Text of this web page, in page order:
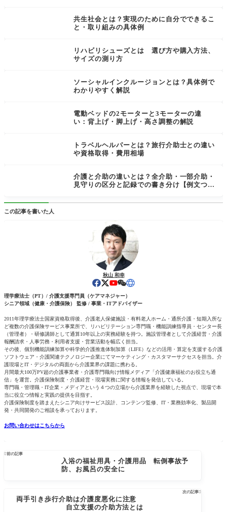
共生社会とは？実現のために自分でできるこ
と・取り組みの具体例
リハビリシューズとは 選び方や購入方法、
サイズの測り方
ソーシャルインクルージョンとは？具体例で
わかりやすく解説
電動ベッドの2モーターと3モーターの違
い：背上げ・脚上げ・高さ調整の解説
トラベルヘルパーとは？旅行介助士との違い
や資格取得・費用相場
介護と介助の違いとは？全介助・一部介助・
見守りの区分と記録での書き分け【例文つ
この記事を書いた人
秋山 和幸
理学療法士（PT）/ 介護支援専門員（ケアマネジャー）
シニア領域（健康・介護保険） 監修 / 事業・ITアドバイザー
2011年理学療法士国家資格取得後、介護老人保健施設・有料老人ホーム・通所介護・短期入所な
ど複数の介護保険サービス事業所で、リハビリテーション専門職・機能訓練指導員・センター長
（管理者）・研修講師として通算10年以上の実務経験を持つ。施設管理者として介護経営・介護
報酬請求・人事労務・利用者支援・営業活動を幅広く担当。
その後、個別機能訓練加算や科学的介護推進体制加算（LIFE）などの活用・算定を支援する介護
ソフトウェア・介護関連テクノロジー企業にてマーケティング・カスタマーサクセスを担当。介
護現場とIT・デジタルの両面から介護業界の課題に携わる。
月間最大100万PV超の介護事業者・介護専門職向け情報メディア「介護健康福祉のお役立ち通
信」を運営。介護保険制度・介護経営・現場実務に関する情報を発信している。
専門職・管理職・IT企業・メディアという４つの立場から介護業界を経験した視点で、現場で本
当に役立つ情報と実践の提供を目指す。
介護保険制度を踏まえたシニア向けサービス設計、コンテンツ監修、IT・業務効率化、製品開
発・共同開発のご相談を承っております。
お問い合わせはこちらから
前の記事
入浴の福祉用具・介護用品 転倒事故予
防、お風呂の安全に
次の記事
両手引き歩行介助は介護度悪化に注意
自立支援の介助方法とは